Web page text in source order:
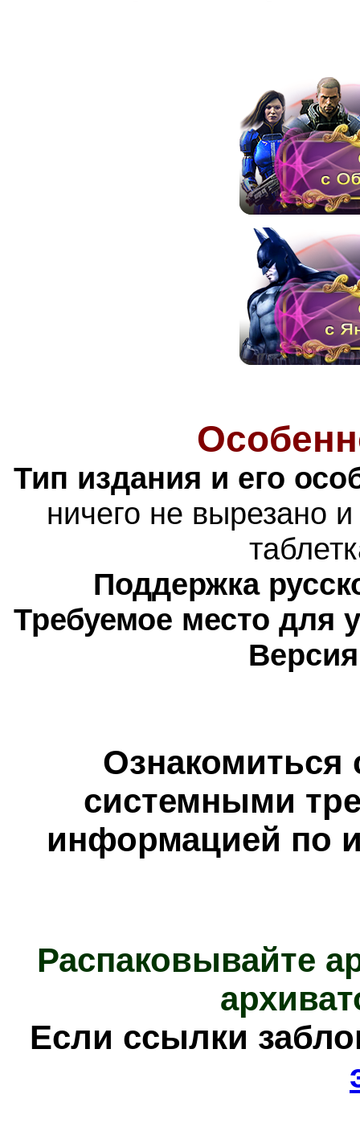
Тип издания и его
ничего не вырезано
Поддержка
Требуемое место для
Ознакомиться
системными
информацией по
Распаковывайте
Если ссылки